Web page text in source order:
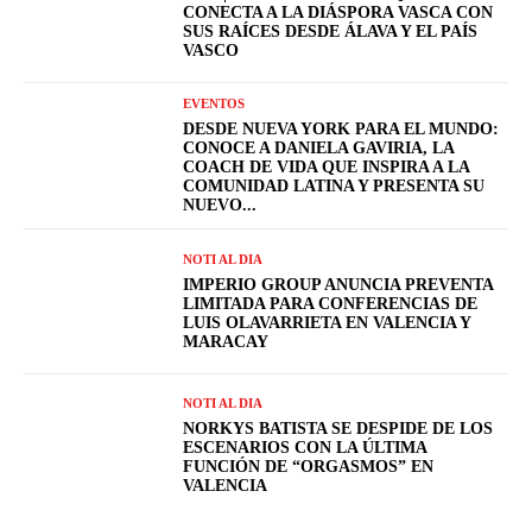
CONECTA A LA DIÁSPORA VASCA CON
SUS RAÍCES DESDE ÁLAVA Y EL PAÍS
VASCO
EVENTOS
DESDE NUEVA YORK PARA EL MUNDO:
CONOCE A DANIELA GAVIRIA, LA
COACH DE VIDA QUE INSPIRA A LA
COMUNIDAD LATINA Y PRESENTA SU
NUEVO...
NOTI AL DIA
IMPERIO GROUP ANUNCIA PREVENTA
LIMITADA PARA CONFERENCIAS DE
LUIS OLAVARRIETA EN VALENCIA Y
MARACAY
NOTI AL DIA
NORKYS BATISTA SE DESPIDE DE LOS
ESCENARIOS CON LA ÚLTIMA
FUNCIÓN DE “ORGASMOS” EN
VALENCIA